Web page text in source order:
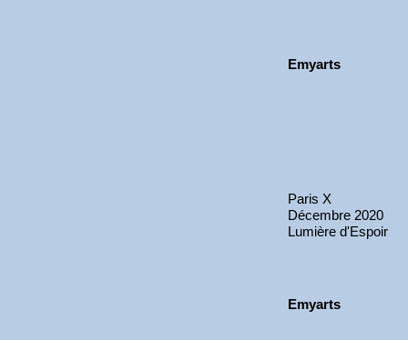
Emyarts
Paris X
Décembre 2020
Lumière d'Espoir
Emyarts